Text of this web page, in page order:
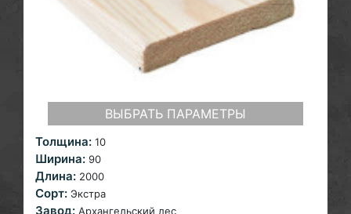
ВЫБРАТЬ ПАРАМЕТРЫ
Толщина: 10
Ширина: 90
Длина: 2000
Сорт: Экстра
Завод: Архангельский лес